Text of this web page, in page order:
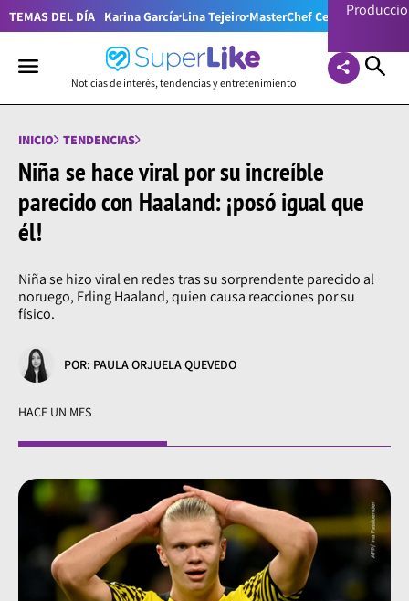
TEMAS DEL DÍA Karina García Lina Tejeiro MasterChef Celebrity
Noticias de interés, tendencias y entretenimiento
INICIO TENDENCIAS
Niña se hace viral por su increíble
parecido con Haaland: ¡posó igual que
él!
Niña se hizo viral en redes tras su sorprendente parecido al
noruego, Erling Haaland, quien causa reacciones por su
físico.
POR: PAULA ORJUELA QUEVEDO
HACE UN MES